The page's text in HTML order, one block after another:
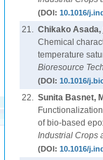
(DOI: 10.1016/
21. Chikako Asada,
Chemical
temperature
Bioresource
(DOI: 10.1016/
22. Sunita Basnet,
of bio-based
Industrial Crops
(DOI: 10.1016/